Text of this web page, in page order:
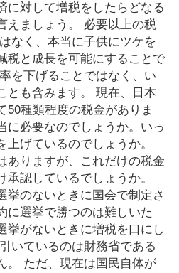
に対して増税をしたらどなる
えましょう。 必要以上の税
なく、本当に子供にツケを
税と成長を可能にすることで
を下げることではなく、い
とも含みます。 現在、日本
50種類程度の税金がありま
に必要なのでしょうか。いっ
げているのでしょうか。
ありますが、これだけの税金
認しているでしょうか。
挙のないときに国会で制定さ
に選挙で勝つのは難しいた
挙がないときに増税を口にし
いているのは財務省である
。 ただ、現在は国民自体が